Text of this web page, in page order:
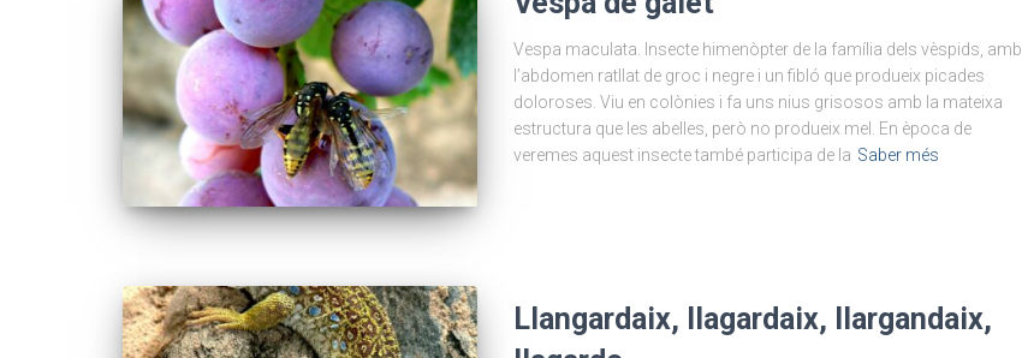
Vespa maculata. Insecte himenòpter de la família dels vèspids, amb
l’abdomen ratllat de groc i negre i un fibló que produeix picades
doloroses. Viu en colònies i fa uns nius grisosos amb la mateixa
estructura que les abelles, però no produeix mel. En època de
veremes aquest insecte també participa de la Saber més
Llangardaix, llagardaix, llargandaix,